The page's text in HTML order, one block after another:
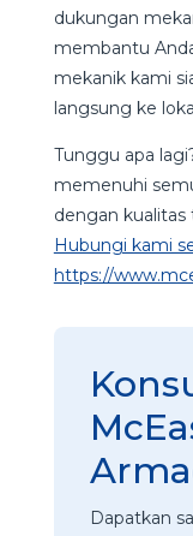
dukungan
membantu
mekanik kami
langsung ke
Tunggu apa
memenuhi
dengan kualitas
Hubungi kami
https://
Dapatkan